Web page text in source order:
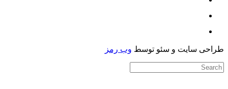
سایت و سئو توسطوب رمز